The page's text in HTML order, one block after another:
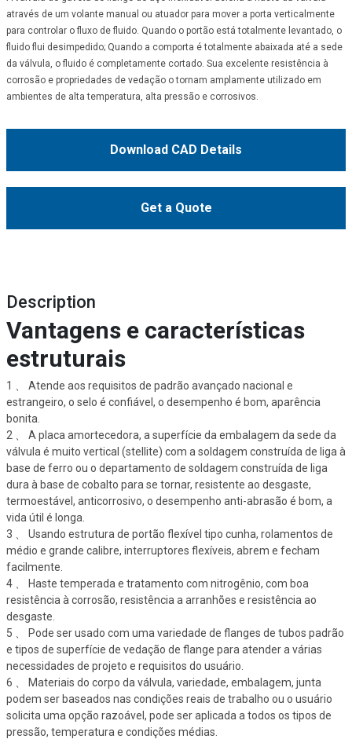
através de um volante manual ou atuador para mover a porta verticalmente
para controlar o fluxo de fluido. Quando o portão está totalmente levantado, o
fluido flui desimpedido; Quando a comporta é totalmente abaixada até a sede
da válvula, o fluido é completamente cortado. Sua excelente resistência à
corrosão e propriedades de vedação o tornam amplamente utilizado em
ambientes de alta temperatura, alta pressão e corrosivos.
Download CAD Details
Get a Quote
Description
Vantagens e características
estruturais
1 、 Atende aos requisitos de padrão avançado nacional e
estrangeiro, o selo é confiável, o desempenho é bom, aparência
bonita.
2 、 A placa amortecedora, a superfície da embalagem da sede da
válvula é muito vertical (stellite) com a soldagem construída de liga à
base de ferro ou o departamento de soldagem construída de liga
dura à base de cobalto para se tornar, resistente ao desgaste,
termoestável, anticorrosivo, o desempenho anti-abrasão é bom, a
vida útil é longa.
3 、 Usando estrutura de portão flexível tipo cunha, rolamentos de
médio e grande calibre, interruptores flexíveis, abrem e fecham
facilmente.
4 、 Haste temperada e tratamento com nitrogênio, com boa
resistência à corrosão, resistência a arranhões e resistência ao
desgaste.
5 、 Pode ser usado com uma variedade de flanges de tubos padrão
e tipos de superfície de vedação de flange para atender a várias
necessidades de projeto e requisitos do usuário.
6 、 Materiais do corpo da válvula, variedade, embalagem, junta
podem ser baseados nas condições reais de trabalho ou o usuário
solicita uma opção razoável, pode ser aplicada a todos os tipos de
pressão, temperatura e condições médias.